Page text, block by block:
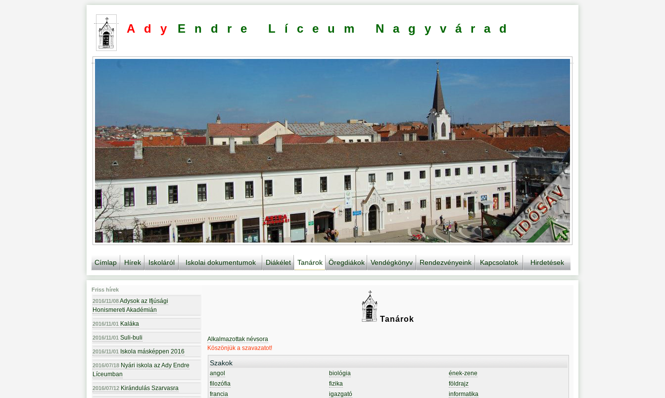
Ady Endre Líceum Nagyvárad
Címlap Hírek Iskoláról Iskolai dokumentumok Diákélet Tanárok Öregdiákok Vendégkönyv Rendezvényeink Kapcsolatok Hirdetések
Friss hírek
2016/11/08Adysok az Ifjúsági
Honismereti Akadémián
2016/11/01 Kaláka
2016/11/01 Suli-buli
2016/11/01 Iskola másképpen 2016
2016/07/18 Nyári iskola az Ady Endre
Líceumban
2016/07/12 Kirándulás Szarvasra
Tanárok
Alkalmazottak névsora
Köszönjük a szavazatot!
Szakok
angol biológia
ének-zene
filozófia
fizika
földrajz
francia
igazgató
informatika